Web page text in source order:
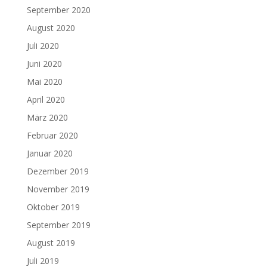
September 2020
August 2020
Juli 2020
Juni 2020
Mai 2020
April 2020
März 2020
Februar 2020
Januar 2020
Dezember 2019
November 2019
Oktober 2019
September 2019
August 2019
Juli 2019